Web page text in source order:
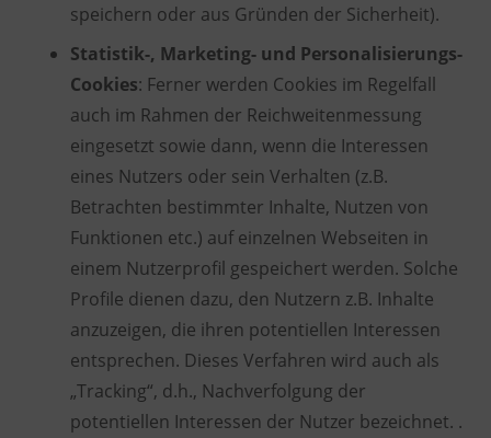
speichern oder aus Gründen der Sicherheit).
Statistik-, Marketing- und Personalisierungs-
Cookies: Ferner werden Cookies im Regelfall
auch im Rahmen der Reichweitenmessung
eingesetzt sowie dann, wenn die Interessen
eines Nutzers oder sein Verhalten (z.B.
Betrachten bestimmter Inhalte, Nutzen von
Funktionen etc.) auf einzelnen Webseiten in
einem Nutzerprofil gespeichert werden. Solche
Profile dienen dazu, den Nutzern z.B. Inhalte
anzuzeigen, die ihren potentiellen Interessen
entsprechen. Dieses Verfahren wird auch als
„Tracking“, d.h., Nachverfolgung der
potentiellen Interessen der Nutzer bezeichnet. .